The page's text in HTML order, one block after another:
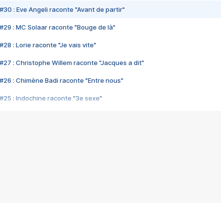
#30 : Eve Angeli raconte "Avant de partir"
#29 : MC Solaar raconte "Bouge de là"
#28 : Lorie raconte "Je vais vite"
#27 : Christophe Willem raconte "Jacques a dit"
#26 : Chimène Badi raconte "Entre nous"
#25 : Indochine raconte "3e sexe"